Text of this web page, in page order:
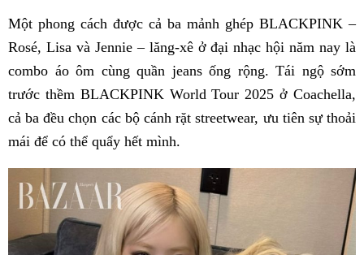
Một phong cách được cả ba mảnh ghép BLACKPINK –
Rosé, Lisa và Jennie – lăng-xê ở đại nhạc hội năm nay là
combo áo ôm cùng quần jeans ống rộng. Tái ngộ sớm
trước thềm BLACKPINK World Tour 2025 ở Coachella,
cả ba đều chọn các bộ cánh rặt streetwear, ưu tiên sự thoải
mái để có thể quẩy hết mình.